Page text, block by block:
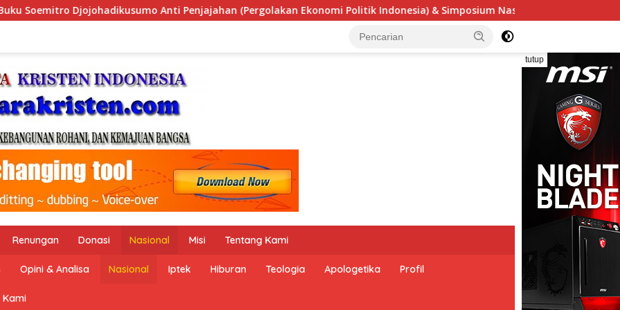
Ekonomi Politik Indonesia) & Simposium Nasional “Urgensi Undang-Undang Perekonomian Nasional dan
tutup
Renungan Donasi Nasional Misi Tentang Kami
Opini & Analisa Nasional Iptek Hiburan Teologia Apologetika Profil
Kami